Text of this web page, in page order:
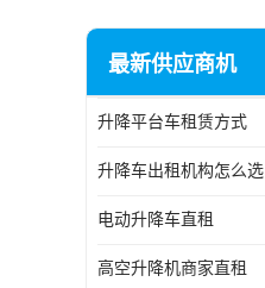
最新供应商机
升降平台车租赁方式
升降车出租机构怎么选
电动升降车直租
高空升降机商家直租